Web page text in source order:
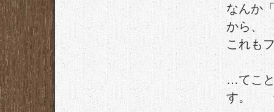
なんか
から、
これも
…てこと
す。